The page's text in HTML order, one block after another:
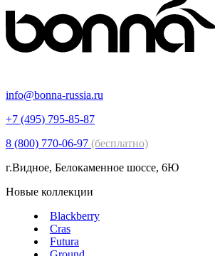
info@bonna-russia.ru
+7 (495) 795-85-87
8 (800) 770-06-97 (бесплатно)
г.Видное, Белокаменное шоссе, 6Ю
Новые коллекции
Blackberry
Cras
Futura